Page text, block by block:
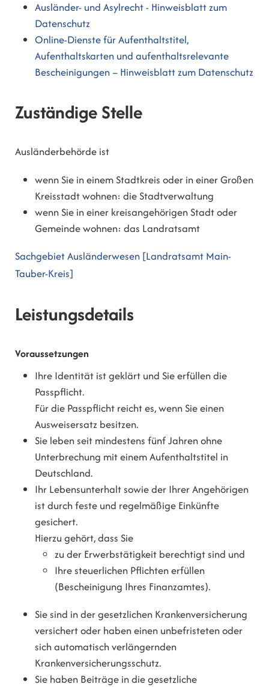
Ausländer- und Asylrecht - Hinweisblatt zum
Datenschutz
Online-Dienste für Aufenthaltstitel,
Aufenthaltskarten und aufenthaltsrelevante
Bescheinigungen – Hinweisblatt zum Datenschutz
Zuständige Stelle
Ausländerbehörde ist
wenn Sie in einem Stadtkreis oder in einer Großen
Kreisstadt wohnen: die Stadtverwaltung
wenn Sie in einer kreisangehörigen Stadt oder
Gemeinde wohnen: das Landratsamt
Sachgebiet Ausländerwesen [Landratsamt Main-
Tauber-Kreis]
Leistungsdetails
Voraussetzungen
Ihre Identität ist geklärt und Sie erfüllen die
Passpflicht.
Für die Passpflicht reicht es, wenn Sie einen
Ausweisersatz besitzen.
Sie leben seit mindestens fünf Jahren ohne
Unterbrechung mit einem Aufenthaltstitel in
Deutschland.
Ihr Lebensunterhalt sowie der Ihrer Angehörigen
ist durch feste und regelmäßige Einkünfte
gesichert.
Hierzu gehört, dass Sie
zu der Erwerbstätigkeit berechtigt sind und
Ihre steuerlichen Pflichten erfüllen
(Bescheinigung Ihres Finanzamtes).
Sie sind in der gesetzlichen Krankenversicherung
versichert oder haben einen unbefristeten oder
sich automatisch verlängernden
Krankenversicherungsschutz.
Sie haben Beiträge in die gesetzliche